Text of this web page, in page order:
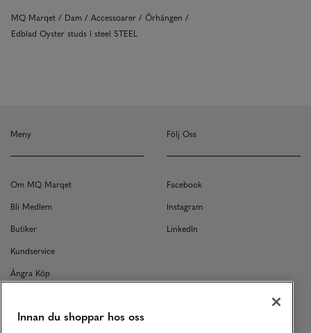
MQ Marqet Dam Accessoarer
Örhängen
Edblad Oyster studs l steel STEEL
Meny
Om MQ Marqet
Bli Medlem
Butiker
Kundservice
Ångra Köp
Returer
Följ Oss
Facebook
Instagram
LinkedIn
Innan du shoppar hos oss